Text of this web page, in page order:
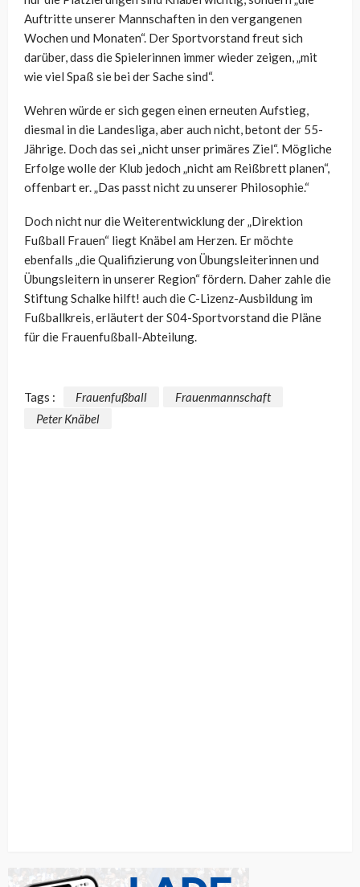
Auftritte unserer Mannschaften in den vergangenen
Wochen und Monaten“. Der Sportvorstand freut sich
darüber, dass die Spielerinnen immer wieder zeigen, „mit
wie viel Spaß sie bei der Sache sind“.
Wehren würde er sich gegen einen erneuten Aufstieg,
diesmal in die Landesliga, aber auch nicht, betont der 55-
Jährige. Doch das sei „nicht unser primäres Ziel“. Mögliche
Erfolge wolle der Klub jedoch „nicht am Reißbrett planen“,
offenbart er. „Das passt nicht zu unserer Philosophie.“
Doch nicht nur die Weiterentwicklung der „Direktion
Fußball Frauen“ liegt Knäbel am Herzen. Er möchte
ebenfalls „die Qualifizierung von Übungsleiterinnen und
Übungsleitern in unserer Region“ fördern. Daher zahle die
Stiftung Schalke hilft! auch die C-Lizenz-Ausbildung im
Fußballkreis, erläutert der S04-Sportvorstand die Pläne
für die Frauenfußball-Abteilung.
Tags : Frauenfußball
Frauenmannschaft
Peter Knäbel